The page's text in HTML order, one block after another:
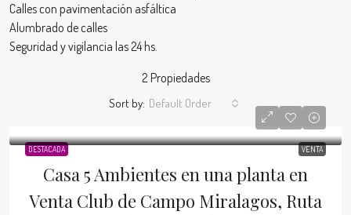
Calles con pavimentación asfáltica
Alumbrado de calles
Seguridad y vigilancia las 24 hs.
2 Propiedades
Sort by: Default Order
DESTACADA VENTA
Casa 5 Ambientes en una planta en
Venta Club de Campo Miralagos, Ruta